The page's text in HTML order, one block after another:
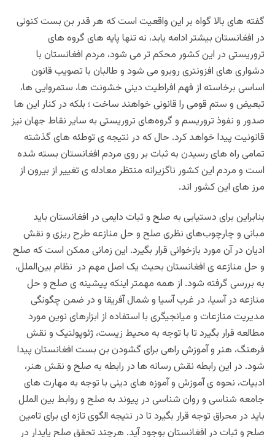
گفته های بالا گواه بر این واقعيت است که هر قدر بن بست کنونی
در افغانستان بیشتر ادامه یابد، نه تنها پایه های گروه های
تروریستی در این کشور محکم تر می شود، مردم افغانستان با
دشواری های افزونتری روبرو می شود و طالبان با تصویب قانون
اساسی برخاسته از فهم افراطیت دینی خشونت ها، ستمروایی ها،
تبعیض و ستم قومی را قانونی خواهند ساخت ؛ بلکه در کنار این ها
صدور و نفوذ تروریسم و گروه‌های تروریستی به سایر نقاط جهان نیز
قانونیت پیدا خواهد کرد. حال که در نتیجه ی توطئه های گذشته
تمامی راه های رسیدن به ثبات بر روی مردم افغانستان بسته شده
است و مردم این کشور ناگزیرانه منتظر معادله ی تغییر از بیرون از
مرز های این کشور اند.
بنابراین برای دستیابی به صلح و ثبات دایمی در افغانستان باید
مبانی و چارچوب‌های نظری صلح و حل منازعه طرح ریزی و نقش
ادیان در آن مورد بازخوانی قرار بگیرد. این زمانی ممکن است که صلح
و حل منازعه ی افغانستان بحیث یک اصل مهم در نظام بین‌الملل،
به بررسی گرفته شود. از همه مهمتر اینکه پیشینه ی صلح و حل
منازعه در آسیا، در غرب آسیا و شمال آفریقا و در ضمن چگونگی
مدیریت منازعات و میانجیگری با استفاده از ابزارهای نوین مورد
مطالعه قرار بگیرد تا با توجه به محیط ‌زیست، ژئوپولتیک و نقش
فرهنگ، هنر و آموزش راهی برای گشودن بن بست افغانستان پیدا
شود. در این رابطه نقش رسانه ها در رابطه به صلح و نقش هنر،
ادبیات، نحوه ی آموزش و آموزه های دینی با توجه به‌ مهارت های
جامعه شناسی و روان شناسی در پیوند به صلح و روابط بین الملل
باید در محراق توجه قرار بگیرد تا در نتیجه الگوی تازه ای برای تامین
صلح و ثبات در افغانستان بوجود آید. هرچند تحقق صلح پایدار در